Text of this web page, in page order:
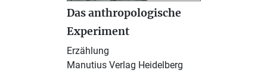
Das anthropologische
Experiment
Erzählung
Manutius Verlag Heidelberg